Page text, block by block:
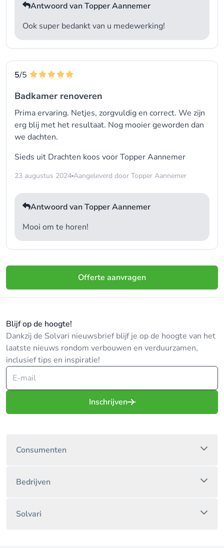
Antwoord van Topper Aannemer
Ook super bedankt van u medewerking!
5/5
Badkamer renoveren
Prima ervaring. Netjes, zorgvuldig en correct. We zijn
erg blij met het resultaat. Nog mooier geworden dan
we dachten.
Sieds uit Drachten koos voorTopper Aannemer
23 augustus 2024 Aangeleverd door Topper Aannemer
Antwoord van Topper Aannemer
Mooi om te horen!
Offerte aanvragen
Blijf op de hoogte!
Dankzij de Solvari nieuwsbrief blijf je op de hoogte van het
laatste nieuws rondom verbouwen en verduurzamen,
inclusief tips en inspiratie!
Inschrijven
Consumenten
Bedrijven
Solvari